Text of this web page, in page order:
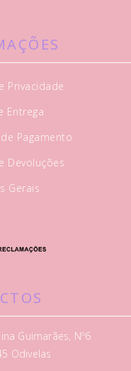
Privacidade
Entrega
Pagamento
Devoluções
Gerais
Guimarães, Nº6
Odivelas